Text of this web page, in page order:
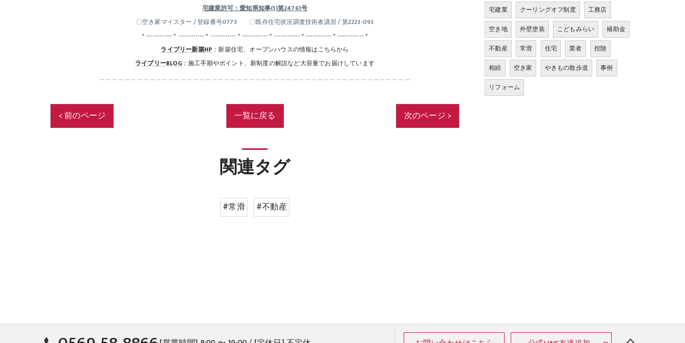
宅建業許可：愛知県知事(1)第24761号
〇空き家マイスター / 登録番号0773 〇既存住宅状況調査技術者講習 / 第2223-093
＊------------＊------------＊------------＊------------＊------------＊------------＊------------＊
ライブリー新築HP ：新築住宅、オープンハウスの情報はこちらから
ライブリーBLOG：施工手順やポイント、新制度の解説など大容量でお届けしています
＿＿＿＿＿＿＿＿＿＿＿＿＿＿＿＿＿＿＿＿＿＿＿＿＿＿＿＿＿＿＿＿＿＿＿＿＿＿＿＿＿＿＿＿＿＿＿＿＿＿
< 前のページ 一覧に戻る 次のページ >
関連タグ
#常滑 #不動産
宅建業
クーリングオフ制度
工務店
空き地
外壁塗装 こどもみらい
補助金
不動産
常滑 住宅 業者
控除
相続
空き家 やきもの散歩道
事例
リフォーム